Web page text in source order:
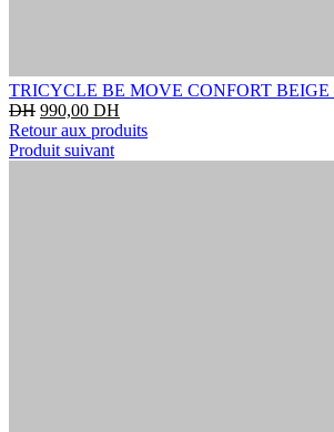
TRICYCLE BE MOVE CONFORT BEIGE
DH 990,00 DH
Retour aux produits
Produit suivant